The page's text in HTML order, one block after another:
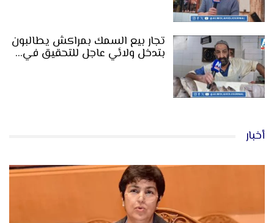
تجار بيع السمك بمراكش يطالبون
بتدخل ولائي عاجل للتحقيق في…
أخبار